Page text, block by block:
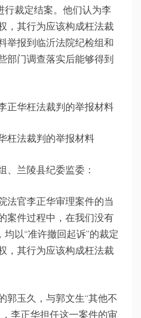
行裁定结案。他们认为李
，其行为应该构成枉法裁
举报到临沂法院纪检组和
部门调查落实后能够得到
正华枉法裁判的举报材料
枉法裁判的举报材料
、兰陵县纪委监委：
法官李正华审理案件的当
案件过程中，在我们没有
以“准许撤回起诉”的裁定
，其行为应该构成枉法裁
郭玉久，与郭文生“其他不
李正华担任这一案件的审